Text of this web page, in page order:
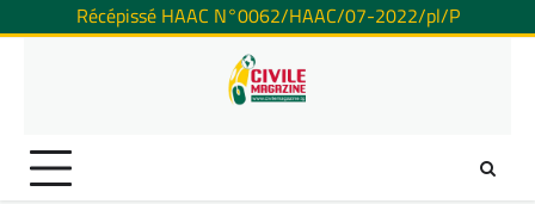
Récépissé HAAC N°0062/HAAC/07-2022/pl/P